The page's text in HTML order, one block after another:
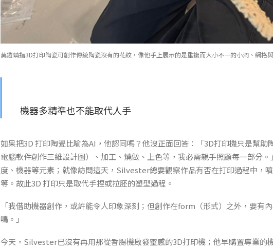
莫鎧靖指3D打印陶瓷可創作傳統陶瓷沒有的花紋，像他手上展示的是重複而大小不一的小洞、網格
機器多精準也不能取代人手
如果把3D 打印陶瓷比喻為AI，他認同嗎？他沒正面回答：「3D打印機只是幫助
電腦軟件創作三維設計圖）、加工、燒做、上色等，我必需親手照顧每一部分
度、機器等元素；就像訪問這天，Silvester總要觀察作品有否在打印過程中，
等。故此3D 打印只是取代手捏或拉胚的塑型過程。
「我借助機器創作，或許能令人印象深刻；但創作在form（形式）之外，要有
鳴。」
今天，Silvester已沒有再用那從香腸機啟發靈感的3D打印機；他早購置專業的